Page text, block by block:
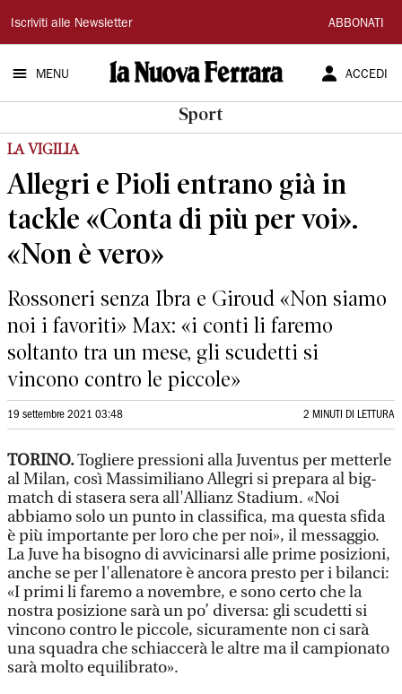
La
Nuova
Ferrara
Iscriviti alle Newsletter ABBONATI
MENU ACCEDI
Sport
LA VIGILIA
Allegri e Pioli entrano già in
tackle «Conta di più per voi».
«Non è vero»
Rossoneri senza Ibra e Giroud «Non siamo
noi i favoriti» Max: «i conti li faremo
soltanto tra un mese, gli scudetti si
vincono contro le piccole»
19 settembre 2021 03:48 2 MINUTI DI LETTURA
TORINO.Togliere pressioni alla Juventus per metterle
al Milan, così Massimiliano Allegri si prepara al big-
match di stasera sera all'Allianz Stadium. «Noi
abbiamo solo un punto in classifica, ma questa sfida
è più importante per loro che per noi», il messaggio.
La Juve ha bisogno di avvicinarsi alle prime posizioni,
anche se per l'allenatore è ancora presto per i bilanci:
«I primi li faremo a novembre, e sono certo che la
nostra posizione sarà un po’ diversa: gli scudetti si
vincono contro le piccole, sicuramente non ci sarà
una squadra che schiaccerà le altre ma il campionato
sarà molto equilibrato».